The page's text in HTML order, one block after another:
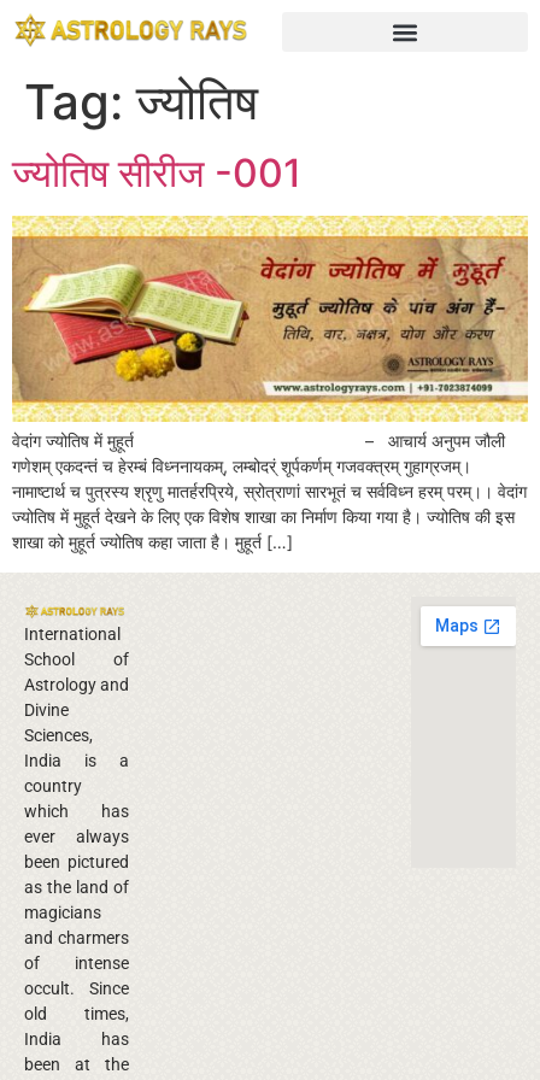
Tag:ज्योतिष
ज्योतिष सीरीज -001
वेदांग ज्योतिष में मुहूर्त – आचार्य अनुपम जौली
गणेशम् एकदन्तं च हेरम्बं विध्ननायकम्, लम्बोदर्ं शूर्पकर्णम् गजवक्त्रम् गुहाग्रजम्।
नामाष्टार्थ च पुत्रस्य श्रृणु मातर्हरप्रिये, स्रोत्राणां सारभूतं च सर्वविध्न हरम् परम्।। वेदांग
ज्योतिष में मुहूर्त देखने के लिए एक विशेष शाखा का निर्माण किया गया है। ज्योतिष की इस
शाखा को मुहूर्त ज्योतिष कहा जाता है। मुहूर्त […]
International
School of
Astrology and
Divine
Sciences,
India is a
country
which has
ever always
been pictured
as the land of
magicians
and charmers
of intense
occult. Since
old times,
India has
been at the